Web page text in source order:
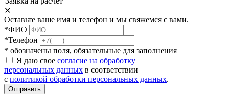
✕
Оставьте ваше имя и телефон и мы свяжемся с вами.
*ФИО
*Телефон
* обозначены поля, обязательные для заполнения
Я даю свое согласие на обработку
персональных данных в соответствии
с политикой обработки персональных данных.
Отправить